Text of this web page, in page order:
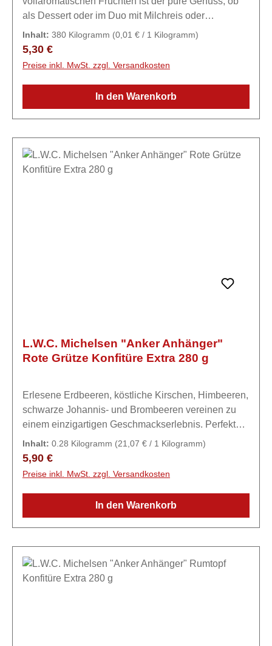
als Dessert oder im Duo mit Milchreis oder
Vanilleeis. Ein unvergesslichen
Geschmackserlebnis für alle, die den Norden
Verdickungsmittel: E1422, Säuerungsmittel:
Citronensäure.
Inhalt: 380 Kilogramm (0,01 € / 1 Kilogramm)
Regulärer Preis:
5,30 €
Preise inkl. MwSt. zzgl. Versandkosten
In den Warenkorb
L.W.C. Michelsen "Anker Anhänger"
Rote Grütze Konfitüre Extra 280 g
Erlesene Erdbeeren, köstliche Kirschen, Himbeeren,
schwarze Johannis- und Brombeeren vereinen zu
einem einzigartigen Geschmackserlebnis. Perfekt
als Frühstücksbegleiter auf frischem Brot, Brötchen
oder Croissants, um den Tag genussvoll zu
Geliermittel: Pektin, Säuerungsmittel: Citronensäure.
Kann Kerne und Kernbestandteile enthalten.
Inhalt: 0.28 Kilogramm (21,07 € / 1 Kilogramm)
Regulärer Preis:
5,90 €
Preise inkl. MwSt. zzgl. Versandkosten
In den Warenkorb